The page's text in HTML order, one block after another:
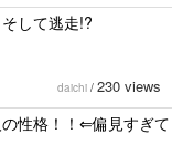
して逃走!?
daichi / 230 views
性格！！⇐偏見すぎて